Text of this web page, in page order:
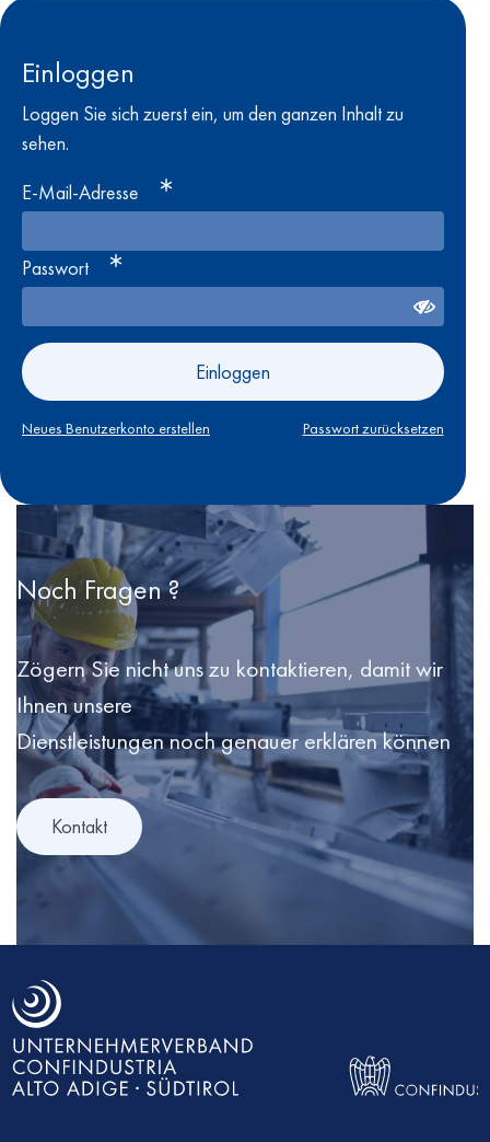
Einloggen
Loggen Sie sich zuerst ein, um den ganzen Inhalt zu
sehen.
E-Mail-Adresse
Passwort
Einloggen
Neues Benutzerkonto erstellen Passwort zurücksetzen
Noch Fragen ?
Zögern Sie nicht uns zu kontaktieren, damit wir
Ihnen unsere
Dienstleistungen noch genauer erklären können
Kontakt